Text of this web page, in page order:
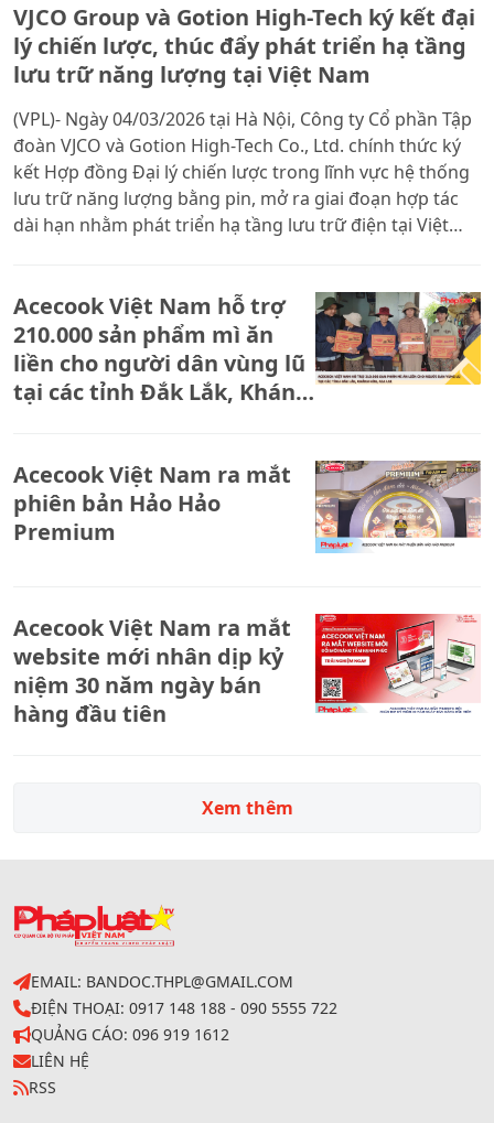
VJCO Group và Gotion High-Tech ký kết đại
lý chiến lược, thúc đẩy phát triển hạ tầng
lưu trữ năng lượng tại Việt Nam
(VPL)- Ngày 04/03/2026 tại Hà Nội, Công ty Cổ phần Tập
đoàn VJCO và Gotion High-Tech Co., Ltd. chính thức ký
kết Hợp đồng Đại lý chiến lược trong lĩnh vực hệ thống
lưu trữ năng lượng bằng pin, mở ra giai đoạn hợp tác
dài hạn nhằm phát triển hạ tầng lưu trữ điện tại Việt
linh hoạt, an toàn vận hành hệ thống điện và thúc đẩy
phát triển năng lượng tái tạo bền vững theo định
hướng quốc gia.
Acecook Việt Nam hỗ trợ
210.000 sản phẩm mì ăn
liền cho người dân vùng lũ
tại các tỉnh Đắk Lắk, Khánh
Acecook Việt Nam ra mắt
phiên bản Hảo Hảo
Premium
Acecook Việt Nam ra mắt
website mới nhân dịp kỷ
niệm 30 năm ngày bán
hàng đầu tiên
Xem thêm
EMAIL: BANDOC.THPL@GMAIL.COM
ĐIỆN THOẠI: 0917 148 188 - 090 5555 722
QUẢNG CÁO: 096 919 1612
LIÊN HỆ
RSS